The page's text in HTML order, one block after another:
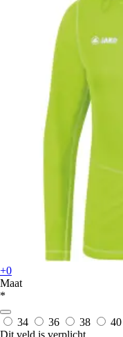
+0
Maat
*
34 36 38 40
Dit veld is verplicht